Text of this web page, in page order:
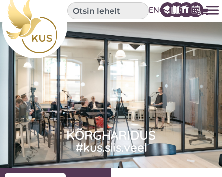
ENG
KÕRGHARIDUS
#kus.siis.veel